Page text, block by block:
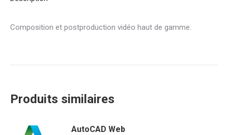
Composition et postproduction vidéo haut de gamme.
Produits similaires
AutoCAD Web